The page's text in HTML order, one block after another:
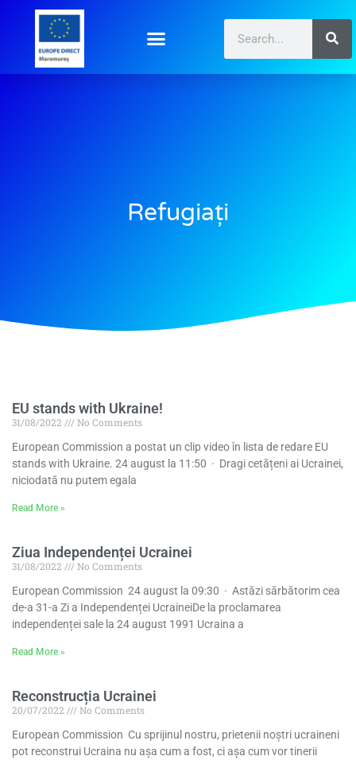
Refugiați
EU stands with Ukraine!
31/08/2022
No Comments
European Commission a postat un clip video în lista de redare EU
stands with Ukraine. 24 august la 11:50 · Dragi cetățeni ai Ucrainei,
niciodată nu putem egala
Read More »
Ziua Independenței Ucrainei
31/08/2022
No Comments
European Commission 24 august la 09:30 · Astăzi sărbătorim cea
de-a 31-a Zi a Independenței UcraineiDe la proclamarea
independenței sale la 24 august 1991 Ucraina a
Read More »
Reconstrucția Ucrainei
20/07/2022
No Comments
European Commission Cu sprijinul nostru, prietenii noștri ucraineni
pot reconstrui Ucraina nu așa cum a fost, ci așa cum vor tinerii